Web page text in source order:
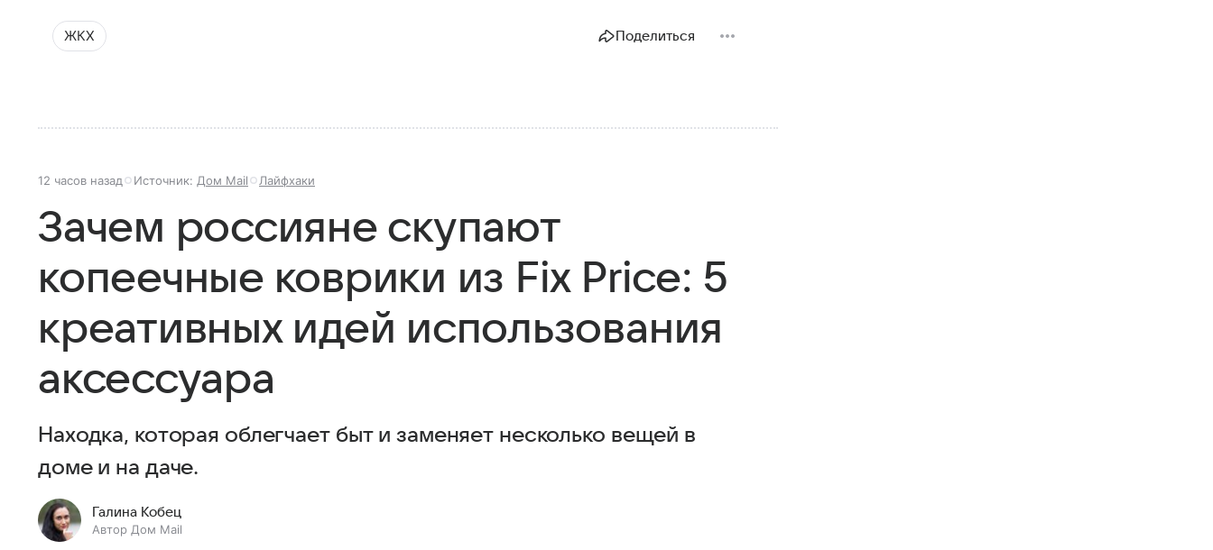
ЖКХ Поделиться
12 часов назад Источник: Дом Mail Лайфхаки
Зачем россияне скупают
копеечные коврики из Fix Price: 5
креативных идей использования
аксессуара
Находка, которая облегчает быт и заменяет несколько вещей в
доме и на даче.
Галина Кобец
Автор Дом Mail